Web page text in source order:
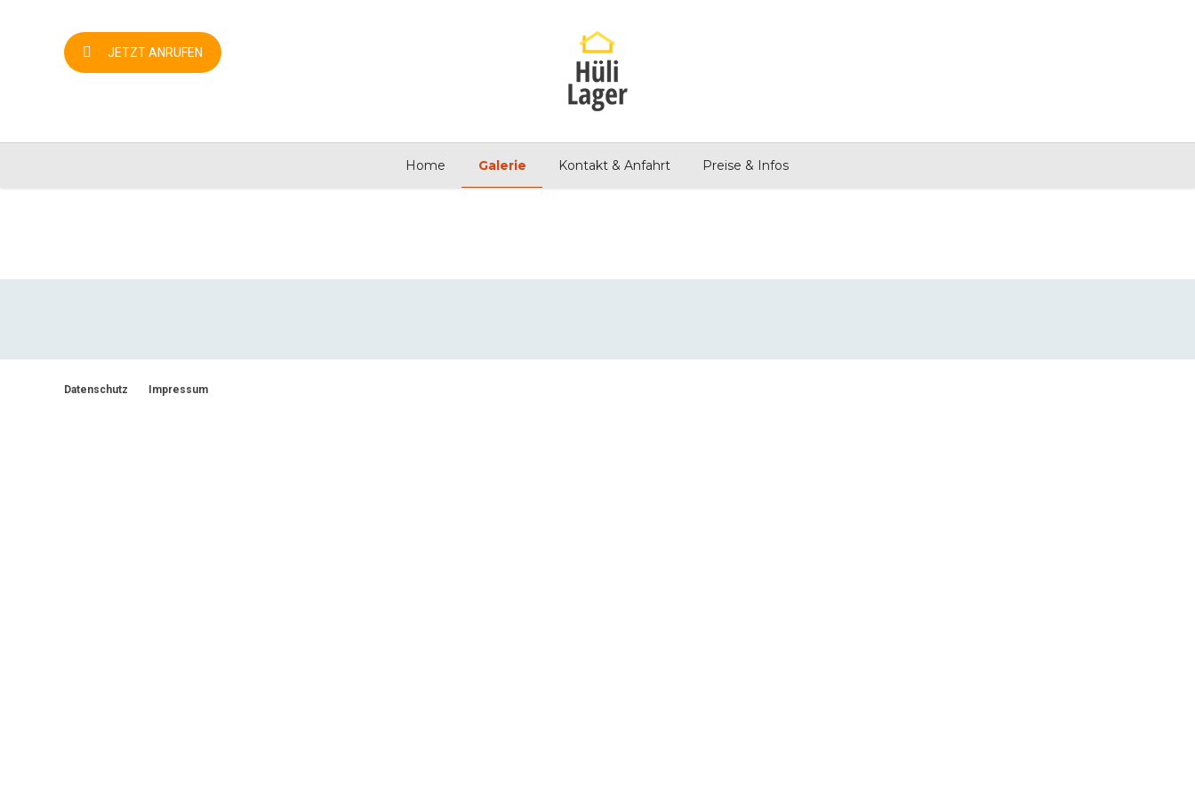
JETZT ANRUFEN
Home Galerie Kontakt & Anfahrt Preise & Infos
Datenschutz Impressum